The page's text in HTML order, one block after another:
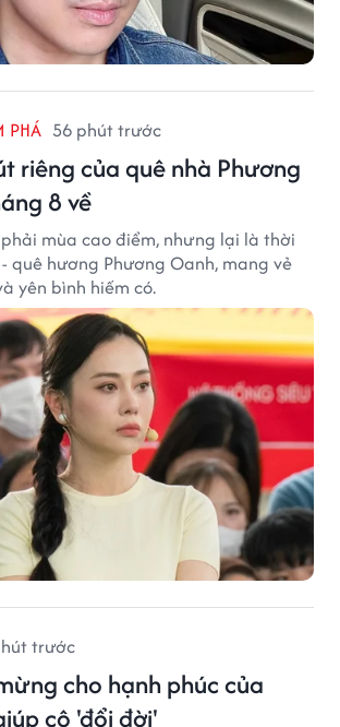
PHÁ 56 phút trước
riêng của quê nhà Phương
8 về
mùa cao điểm, nhưng lại là thời
quê hương Phương Oanh, mang vẻ
yên bình hiếm có.
trước
cho hạnh phúc của
cô 'đổi đời'